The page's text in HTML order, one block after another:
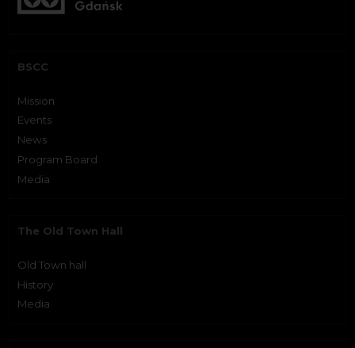
BSCC
Mission
Events
News
Program Board
Media
The Old Town Hall
Old Town hall
History
Media